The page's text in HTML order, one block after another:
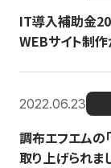
IT導入補助金
WEBサイト制
2022.06.23
調布エフエムの
取り上げられま